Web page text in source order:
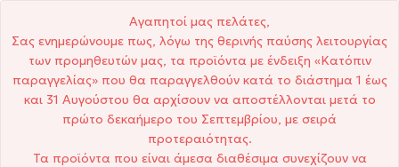
Αγαπητοί μας πελάτες,
Σας ενημερώνουμε πως, λόγω της θερινής παύσης λειτουργίας
των προμηθευτών μας, τα προϊόντα με ένδειξη «Κατόπιν
παραγγελίας» που θα παραγγελθούν κατά το διάστημα 1 έως
και 31 Αυγούστου θα αρχίσουν να αποστέλλονται μετά το
πρώτο δεκαήμερο του Σεπτεμβρίου, με σειρά
προτεραιότητας.
Τα προϊόντα που είναι άμεσα διαθέσιμα συνεχίζουν να